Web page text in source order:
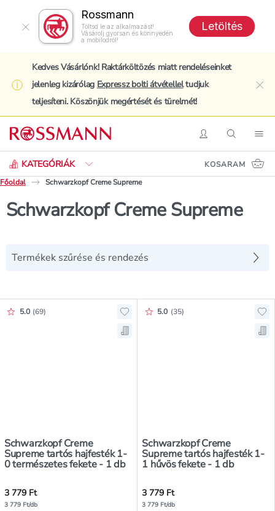
Rossmann
Töltsd le az alkalmazást!
Vásárolj gyorsan és könnyedén
a mobilodról!
Letöltés
Kedves Vásárlónk! Raktárköltözés miatt rendeléseinket
jelenleg kizárólag Expressz bolti átvételleltudjuk
teljesíteni. Köszönjük megértését és türelmét!
BelépésKeresés
KATEGÓRIÁK
Keresés
KOSARAM
Főoldal
Schwarzkopf Creme Supreme
Schwarzkopf Creme Supreme
Termékek szűrése és rendezés
Schwarzkopf Creme
Supreme tartós hajfesték 1-
0 természetes fekete - 1 db
Értékelés pontszáma:
5.0 (69)
Hozzáadás a kedvencekhez,
Mentés a bevásárló listára,
3 779 Ft
3 779 Ft/db
Schwarzkopf Creme
Supreme tartós hajfesték 1-
1 hűvös fekete - 1 db
Értékelés pontszáma:
5.0 (35)
3 779 Ft
3 779 Ft/db